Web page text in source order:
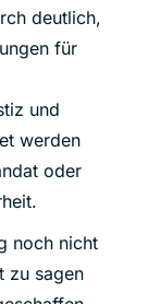
deutlich,
für
und
werden
oder
noch nicht
zu sagen